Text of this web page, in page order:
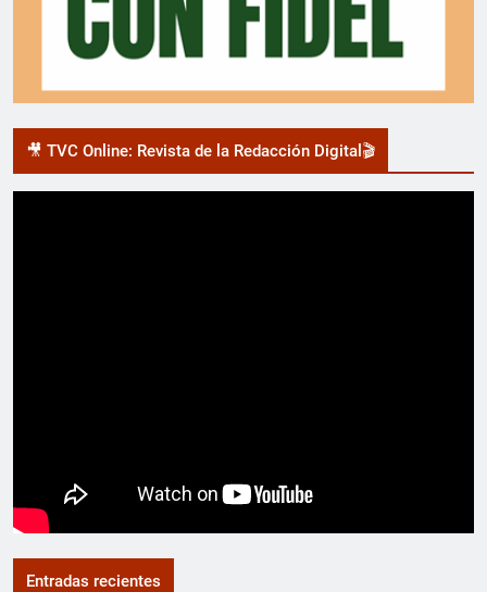
🎥 TVC Online: Revista de la Redacción Digital🎬
Entradas recientes